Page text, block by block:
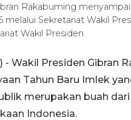
Rakabuming
melalui Sekretariat Wakil
Wakil Presiden
- Wakil Presiden Gibran
Tahun Baru Imlek
merupakan buah
Indonesia.